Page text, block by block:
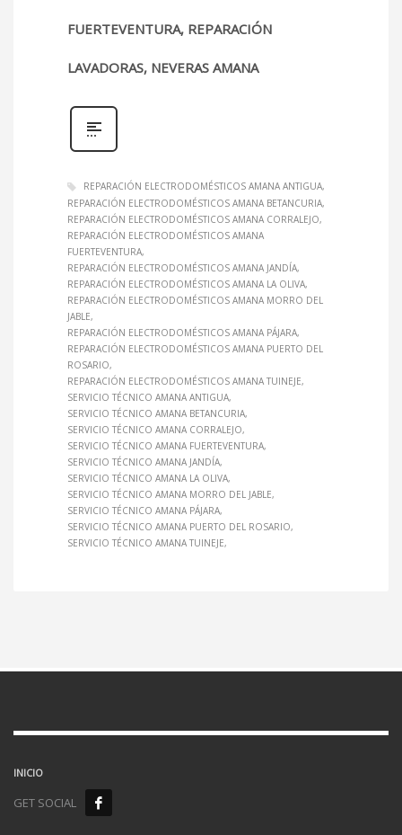
FUERTEVENTURA, REPARACIÓN
LAVADORAS, NEVERAS AMANA
REPARACIÓN ELECTRODOMÉSTICOS AMANA ANTIGUA
REPARACIÓN ELECTRODOMÉSTICOS AMANA BETANCURIA
REPARACIÓN ELECTRODOMÉSTICOS AMANA CORRALEJO
REPARACIÓN ELECTRODOMÉSTICOS AMANA
FUERTEVENTURA
REPARACIÓN ELECTRODOMÉSTICOS AMANA JANDÍA
REPARACIÓN ELECTRODOMÉSTICOS AMANA LA OLIVA
REPARACIÓN ELECTRODOMÉSTICOS AMANA MORRO DEL
JABLE
REPARACIÓN ELECTRODOMÉSTICOS AMANA PÁJARA
REPARACIÓN ELECTRODOMÉSTICOS AMANA PUERTO DEL
ROSARIO
REPARACIÓN ELECTRODOMÉSTICOS AMANA TUINEJE
SERVICIO TÉCNICO AMANA ANTIGUA
SERVICIO TÉCNICO AMANA BETANCURIA
SERVICIO TÉCNICO AMANA CORRALEJO
SERVICIO TÉCNICO AMANA FUERTEVENTURA
SERVICIO TÉCNICO AMANA JANDÍA
SERVICIO TÉCNICO AMANA LA OLIVA
SERVICIO TÉCNICO AMANA MORRO DEL JABLE
SERVICIO TÉCNICO AMANA PÁJARA
SERVICIO TÉCNICO AMANA PUERTO DEL ROSARIO
SERVICIO TÉCNICO AMANA TUINEJE
INICIO
GET SOCIAL